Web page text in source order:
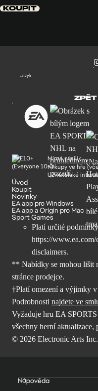
KOUPIT
Jazyk
Mírné násilí
Nákupy ve hře
Uživatelské
Úvod
Koupit
Novinky
EA app pro Windows
EA app a Origin pro Mac
Sport Games
Platí určité
https://www.ea.com/
disclaimers.
** Nabídky se mohou lišit
stránce prodejce.
†Platí omezení a výjimky
Podrobnosti najdete ve
Vyžaduje hru EA
všechny herní
© 2026 Electronic Arts Inc.
Nápověda